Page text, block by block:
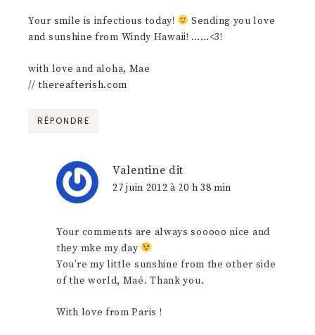
Your smile is infectious today!
Sending you love
and sunshine from Windy Hawaii! ……<3!
with love and aloha, Mae
//thereafterish.com
RÉPONDRE
Valentine dit
27 juin 2012 à 20 h 38 min
Your comments are always sooooo nice and
they mke my day
You’re my little sunshine from the other side
of the world, Maé. Thank you.
With love from Paris !